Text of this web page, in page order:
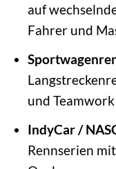
auf
Fahrer und
und
IndyCar /
Rennserien